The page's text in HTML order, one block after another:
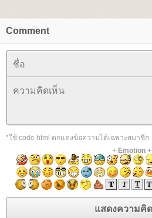
Comment
*ใช้ code html ตกแต่งข้อความได้เฉพาะสมาชิก
+ Emotion+